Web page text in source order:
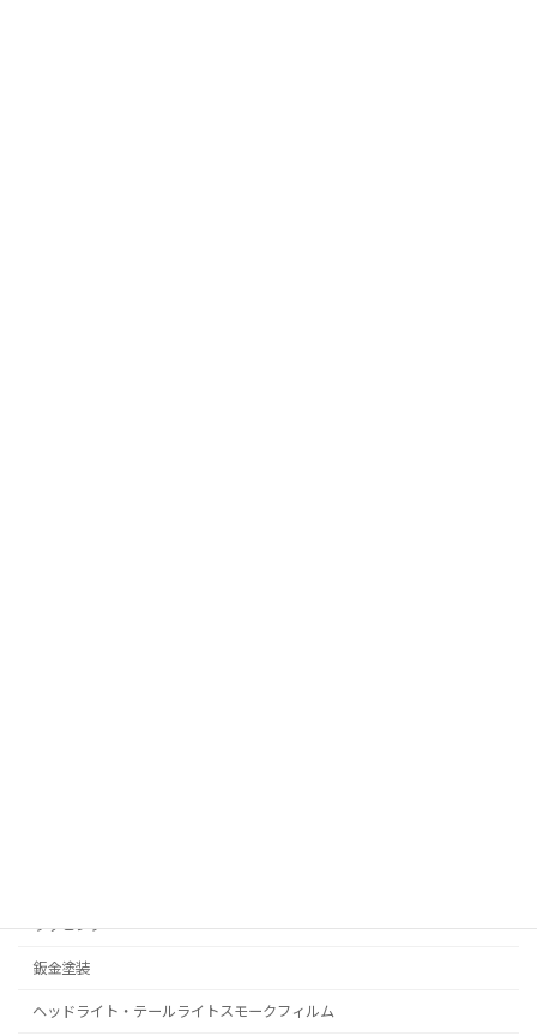
ラッピング
鈑金塗装
ヘッドライト・テールライトスモークフィルム